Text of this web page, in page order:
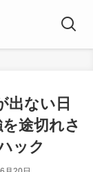
出ない日
途切れさ
ック